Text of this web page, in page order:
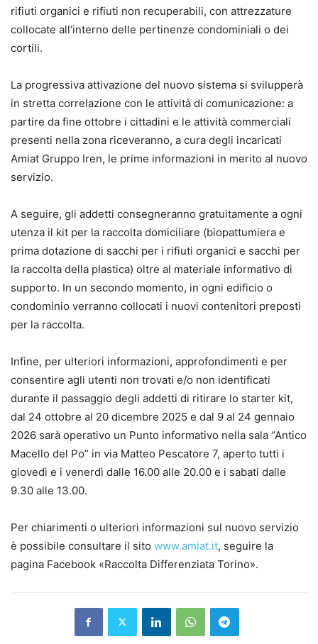
rifiuti organici e rifiuti non recuperabili, con attrezzature
collocate all’interno delle pertinenze condominiali o dei
cortili.
La progressiva attivazione del nuovo sistema si svilupperà
in stretta correlazione con le attività di comunicazione: a
partire da fine ottobre i cittadini e le attività commerciali
presenti nella zona riceveranno, a cura degli incaricati
Amiat Gruppo Iren, le prime informazioni in merito al nuovo
servizio.
A seguire, gli addetti consegneranno gratuitamente a ogni
utenza il kit per la raccolta domiciliare (biopattumiera e
prima dotazione di sacchi per i rifiuti organici e sacchi per
la raccolta della plastica) oltre al materiale informativo di
supporto. In un secondo momento, in ogni edificio o
condominio verranno collocati i nuovi contenitori preposti
per la raccolta.
Infine, per ulteriori informazioni, approfondimenti e per
consentire agli utenti non trovati e/o non identificati
durante il passaggio degli addetti di ritirare lo starter kit,
dal 24 ottobre al 20 dicembre 2025 e dal 9 al 24 gennaio
2026 sarà operativo un Punto informativo nella sala “Antico
Macello del Po” in via Matteo Pescatore 7, aperto tutti i
giovedì e i venerdì dalle 16.00 alle 20.00 e i sabati dalle
9.30 alle 13.00.
Per chiarimenti o ulteriori informazioni sul nuovo servizio
è possibile consultare il sito www.amiat.it, seguire la
pagina Facebook «Raccolta Differenziata Torino».